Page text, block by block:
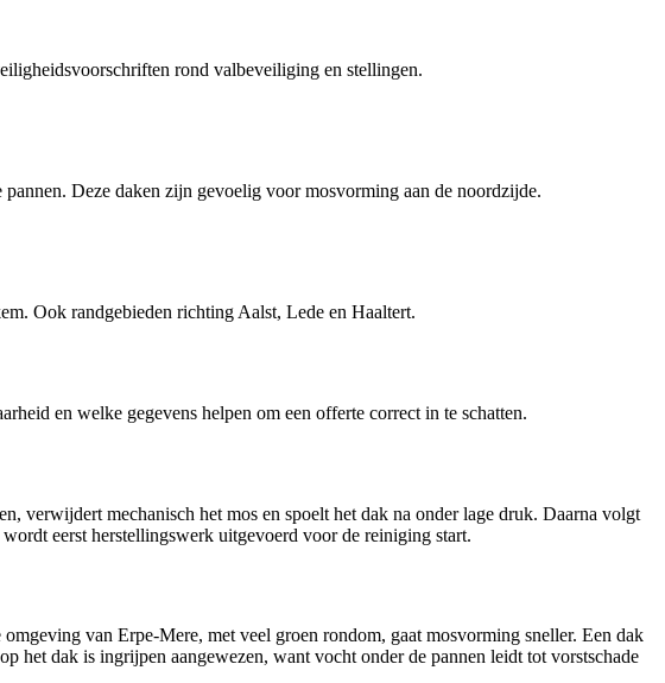
rond valbeveiliging en stellingen.
Deze daken zijn gevoelig voor mosvorming aan de noordzijde.
Ook randgebieden richting Aalst, Lede en Haaltert.
en welke gegevens helpen om een offerte correct in te schatten.
verwijdert mechanisch het mos en spoelt het dak na onder lage druk. Daarna volgt
eerst herstellingswerk uitgevoerd voor de reiniging start.
van Erpe-Mere, met veel groen rondom, gaat mosvorming sneller. Een dak
het dak is ingrijpen aangewezen, want vocht onder de pannen leidt tot vorstschade